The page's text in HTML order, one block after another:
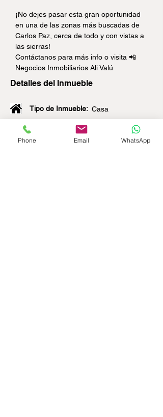
¡No dejes pasar esta gran oportunidad
en una de las zonas más buscadas de
Carlos Paz, cerca de todo y con vistas a
las sierras!
Contáctanos para más info o visita 📲
Negocios Inmobiliarios Ali Valú
Detalles del Inmueble
Tipo de Inmueble: Casa
Superficie Total:
Phone Email WhatsApp